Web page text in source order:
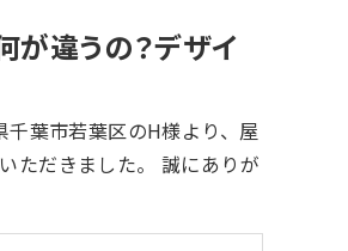
が違うの？デザイ
た。 誠にありが